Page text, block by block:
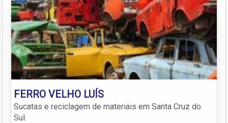
FERRO VELHO LUÍS
Sucatas e reciclagem de materiais em Santa Cruz do
Sul.